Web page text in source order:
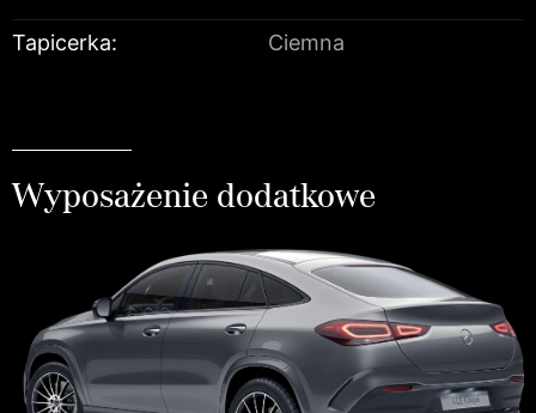
Tapicerka: Ciemna
Wyposażenie dodatkowe